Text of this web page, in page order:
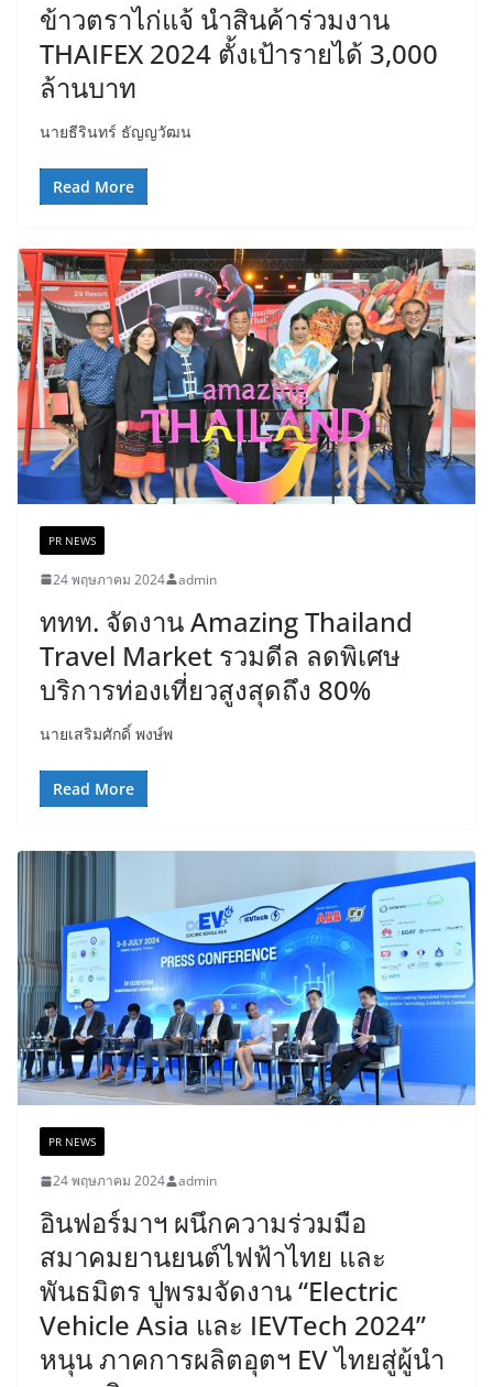
ข้าวตราไก่แจ้ นำสินค้าร่วมงาน
THAIFEX 2024 ตั้งเป้ารายได้ 3,000
ล้านบาท
นายธีรินทร์ ธัญญวัฒน
Read More
PR NEWS
24 พฤษภาคม 2024 admin
ททท. จัดงาน Amazing Thailand
Travel Market รวมดีล ลดพิเศษ
บริการท่องเที่ยวสูงสุดถึง 80%
นายเสริมศักดิ์ พงษ์พ
Read More
PR NEWS
24 พฤษภาคม 2024 admin
อินฟอร์มาฯ ผนึกความร่วมมือ
สมาคมยานยนต์ไฟฟ้าไทย และ
พันธมิตร ปูพรมจัดงาน “Electric
Vehicle Asia และ IEVTech 2024”
หนุน ภาคการผลิตอุตฯ EV ไทยสู่ผู้นำ